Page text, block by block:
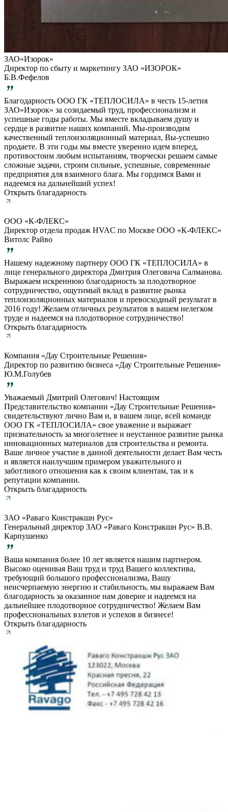
ЗАО»Изорок»
Директор по сбыту и маркетингу ЗАО «ИЗОРОК»
Б.В.Фефелов
Благодарность ООО ГК «ТЕПЛОСИЛА» в честь 15-летия
ЗАО»Изорок» за созидаемый труд, профессионализм и
успешные годы работы. Мы вместе вкладываем душу и
сердце в развитие наших компаний. Мы-производим
качественный теплоизоляционный материал, Вы-успешно
продаете. В эти годы мы вместе уверенно идем вперед,
противостоим любым испытаниям, творчески решаем самые
сложные задачи, строим сильные, успешные, современные
предприятия для взаимного блага. Мы гордимся Вами и
надеемся на дальнейший успех!
Открыть благадарность
ООО «К-ФЛЕКС»
Директор отдела продаж HVAC по Москве ООО «К-ФЛЕКС»
Витолс Райво
Нашему надежному партнеру ООО ГК «ТЕПЛОСИЛА» в
лице генерального директора Дмитрия Олеговича Салманова.
Выражаем искреннюю благодарность за плодотворное
сотрудничество, ощутимый вклад в развитие рынка
теплоизоляционных материалов и превосходный результат в
2016 году! Желаем отличных результатов в вашем нелегком
труде и надеемся на плодотворное сотрудничество!
Открыть благадарность
Компания «Дау Строительные Решения»
Директор по развитию бизнеса «Дау Строительные Решения»
Ю.М.Голубев
Уважаемый Дмитрий Олегович! Настоящим
Представительство компании «Дау Строительные Решения»
свидетельствуют лично Вам и, в вашем лице, всей команде
ООО ГК «ТЕПЛОСИЛА» свое уважение и выражает
признательность за многолетнее и неустанное развитие рынка
инновационных материалов для строительства и ремонта.
Ваше личное участие в данной деятельности делает Вам честь
и является наилучшим примером уважительного и
заботливого отношения как к своим клиентам, так и к
репутации компании.
Открыть благадарность
ЗАО «Раваго Констракшн Рус»
Генеральный директор ЗАО «Раваго Констракшн Рус» В.В.
Карпушенко
Ваша компания более 10 лет является нашим партнером.
Высоко оценивая Ваш труд и труд Вашего коллектива,
требующий большого профессионализма, Вашу
неисчерпаемую энергию и стабильность, мы выражаем Вам
благодарность за оказанное нам доверие и надеемся на
дальнейшее плодотворное сотрудничество! Желаем Вам
профессиональных взлетов и успехов в бизнесе!
Открыть благадарность